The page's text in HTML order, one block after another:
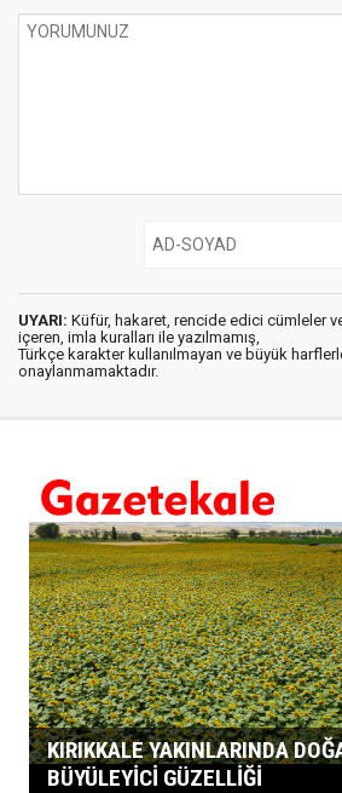
UYARI: Küfür, hakaret, rencide edici cümleler
içeren, imla kuralları ile yazılmamış,
Türkçe karakter kullanılmayan ve büyük
onaylanmamaktadır.